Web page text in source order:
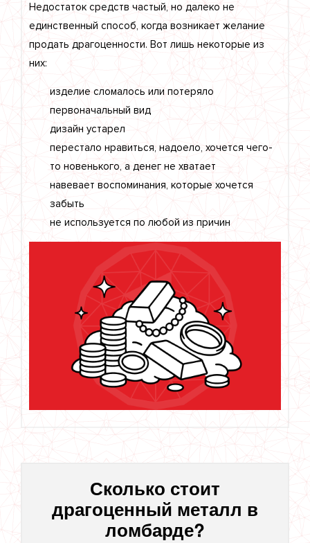
Недостаток средств частый, но далеко не
единственный способ, когда возникает желание
продать драгоценности. Вот лишь некоторые из
них:
изделие сломалось или потеряло
первоначальный вид
дизайн устарел
перестало нравиться, надоело, хочется чего-
то новенького, а денег не хватает
навевает воспоминания, которые хочется
забыть
не используется по любой из причин
Сколько стоит
драгоценный металл в
ломбарде?